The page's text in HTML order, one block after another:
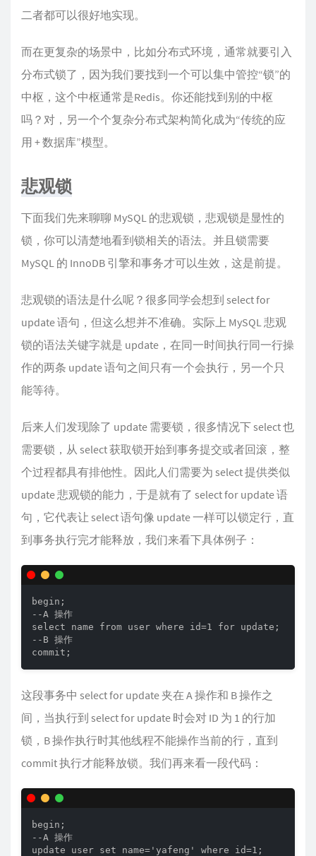
二者都可以很好地实现。
而在更复杂的场景中，比如分布式环境，通常就要引入
分布式锁了，因为我们要找到一个可以集中管控“锁”的
中枢，这个中枢通常是Redis。你还能找到别的中枢
吗？对，另一个个复杂分布式架构简化成为“传统的应
用 + 数据库”模型。
悲观锁
下面我们先来聊聊 MySQL 的悲观锁，悲观锁是显性的
锁，你可以清楚地看到锁相关的语法。并且锁需要
MySQL 的 InnoDB 引擎和事务才可以生效，这是前提。
悲观锁的语法是什么呢？很多同学会想到 select for
update 语句，但这么想并不准确。实际上 MySQL 悲观
锁的语法关键字就是 update，在同一时间执行同一行操
作的两条 update 语句之间只有一个会执行，另一个只
能等待。
后来人们发现除了 update 需要锁，很多情况下 select 也
需要锁，从 select 获取锁开始到事务提交或者回滚，整
个过程都具有排他性。因此人们需要为 select 提供类似
update 悲观锁的能力，于是就有了 select for update 语
句，它代表让 select 语句像 update 一样可以锁定行，直
到事务执行完才能释放，我们来看下具体例子：
begin;
--A 操作
select name from user where id=1 for update;
--B 操作
commit;
这段事务中 select for update 夹在 A 操作和 B 操作之
间，当执行到 select for update 时会对 ID 为 1 的行加
锁，B 操作执行时其他线程不能操作当前的行，直到
commit 执行才能释放锁。我们再来看一段代码：
begin;
--A 操作
update user set name='yafeng' where id=1;